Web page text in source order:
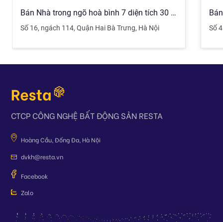
Bán Nhà trong ngõ hoà bình 7 diện tích 30 m2 Số 16, ngách 114 giá 5.9 t
Số 16, ngách 114, Quận Hai Bà Trưng, Hà Nội Số
CTCP CÔNG NGHỆ BẤT ĐỘNG SẢN RESTA
Hoàng Cầu, Đống Đa, Hà Nội
dvkh@resta.vn
Facebook
Zalo